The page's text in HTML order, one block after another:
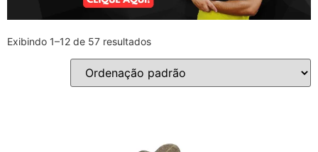
Exibindo 1–12 de 57 resultados